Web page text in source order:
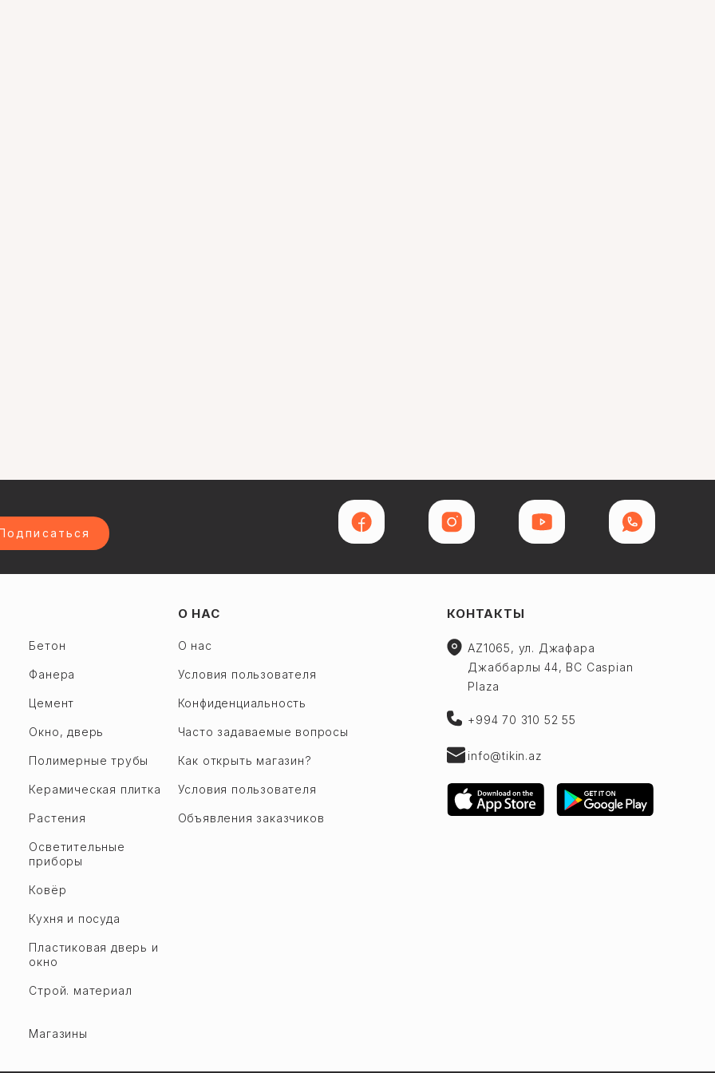
пластиковые емкости можно ставить на землю или устанавливать на специально
тара не требует специальной защиты от коррозии;
температуры, различным веществам в жидкости;
емкости. Это связано с его большим весом, коррозией и так далее. Железные танки тоже
резервуары из стекловолокна также используются для сбора и хранения воды. Эти
посмотрим на предложения на строительном рынке, то увидим, что здесь продаются
продаются емкости для воды как стандартных, так и квадратных размеров. Также
для воды большим спросом пользуются емкости для использованной воды.
Бетон
Фанера
Цемент
Окно, дверь
Полимерные трубы
Керамическая плитка
Растения
Осветительные
приборы
Ковёр
Кухня и посуда
Пластиковая дверь и
окно
Строй. материал
Магазины
О НАС
О нас
Условия пользователя
Конфиденциальность
Часто задаваемые вопросы
Как открыть магазин?
Условия пользователя
Объявления заказчиков
КОНТАКТЫ
AZ1065, ул. Джафара
Джаббарлы 44, BC Caspian
Plaza
+994 70 310 52 55
info@tikin.az